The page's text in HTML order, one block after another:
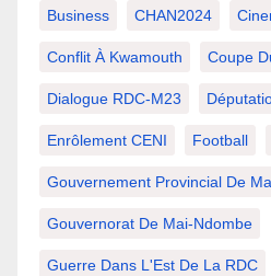
Business CHAN2024
Conflit À Kwamouth Coupe
Dialogue RDC-M23
Enrôlement CENI Football
Gouvernement Provincial De
Gouvernorat De Mai-Ndombe
Guerre Dans L'Est De La RDC